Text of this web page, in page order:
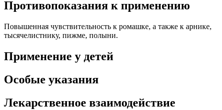
Противопоказания к применению
Повышенная чувствительность к ромашке, а также к арнике,
тысячелистнику, пижме, полыни.
Применение у детей
Особые указания
Лекарственное взаимодействие